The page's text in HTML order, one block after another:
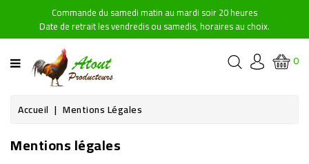
Commande du samedi matin au mardi soir 20 heures
Date de retrait les vendredis ou samedis, horaires au choix.
CATÉGORIE
ACCUEIL
PRODUITS
POINTS
0
Accueil Mentions Légales
Mentions légales